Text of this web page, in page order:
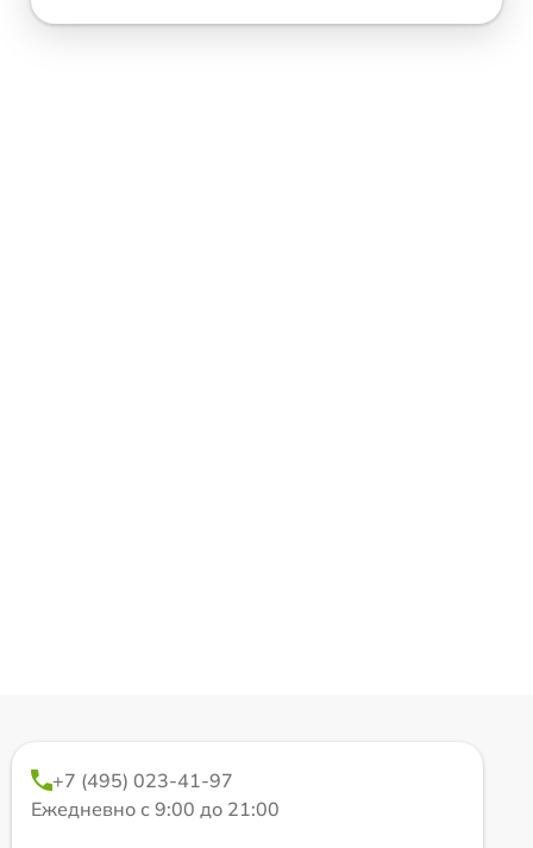
+7 (495) 023-41-97
Ежедневно с 9:00 до 21:00